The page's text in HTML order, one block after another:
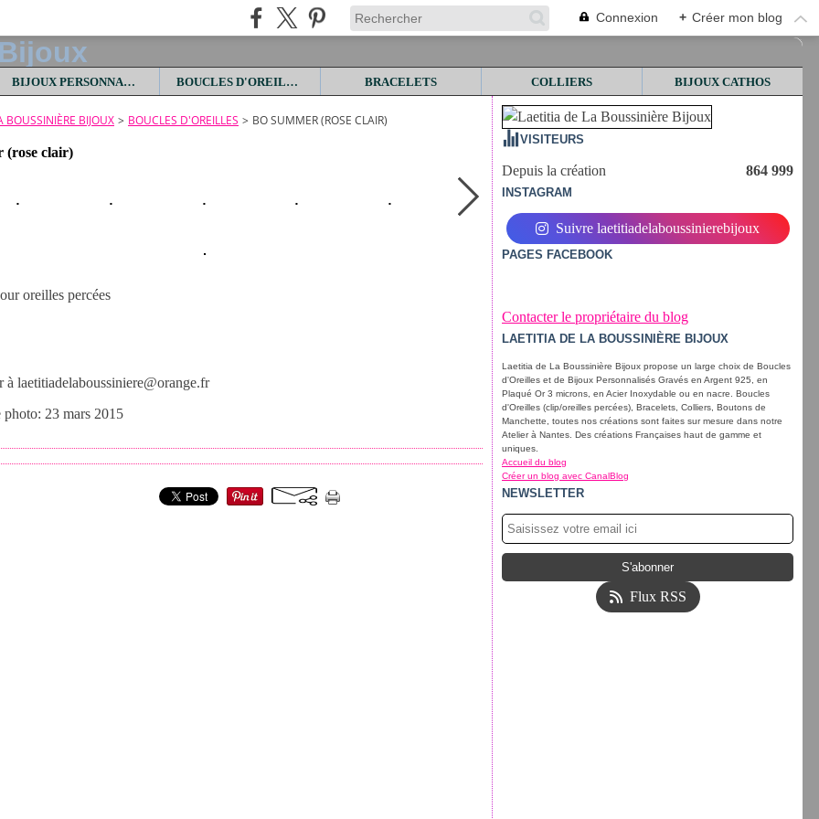
Connexion + Créer mon blog
BIJOUX PERSONNALISES BOUCLES D'OREILLES BRACELETS COLLIERS BIJOUX CATHOS
BOUSSINIÈRE BIJOUX > BOUCLES D'OREILLES > BO SUMMER (ROSE CLAIR)
(rose clair)
oreilles percées
à laetitiadelaboussiniere@orange.fr
photo: 23 mars 2015
VISITEURS
Depuis la création 864 999
INSTAGRAM
Suivre laetitiadelaboussinierebijoux
PAGES FACEBOOK
Contacter le propriétaire du blog
LAETITIA DE LA BOUSSINIÈRE BIJOUX
Laetitia de La Boussinière Bijoux propose un large choix de Boucles
d'Oreilles et de Bijoux Personnalisés Gravés en Argent 925, en
Plaqué Or 3 microns, en Acier Inoxydable ou en nacre. Boucles
d'Oreilles (clip/oreilles percées), Bracelets, Colliers, Boutons de
Manchette, toutes nos créations sont faites sur mesure dans notre
Atelier à Nantes. Des créations Françaises haut de gamme et
uniques.
Accueil du blog
Créer un blog avec CanalBlog
NEWSLETTER
Flux RSS